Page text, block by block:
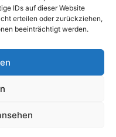
IDs auf dieser Website
erteilen oder zurückziehen,
beeinträchtigt werden.